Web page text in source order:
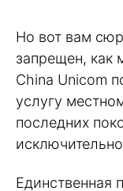
Но вот вам
запрещен, как
China Unicom
услугу
последних
Единственная